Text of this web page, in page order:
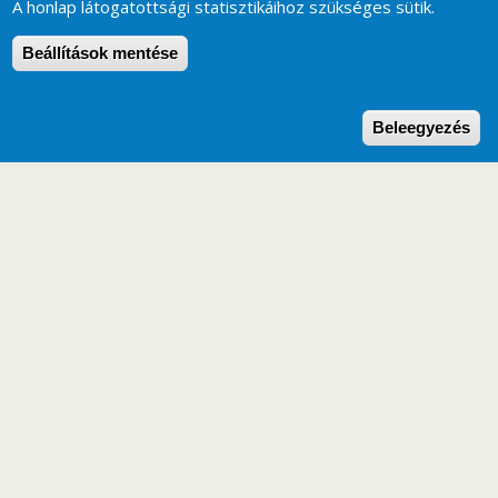
A honlap látogatottsági statisztikáihoz szükséges sütik.
Beállítások mentése
Beleegyezés